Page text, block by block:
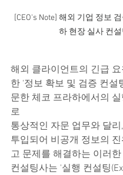
[CEO's Note] 해외 기업 정보
하 현장 실사 컨설
해외 클라이언트의 긴급
한 '정보 확보 및 검증 컨설
문한 체코 프라하에서의
로
통상적인 자문 업무와 달
투입되어 비공개 정보의
고 문제를 해결하는 이러
컨설팅사는 '실행 컨설팅